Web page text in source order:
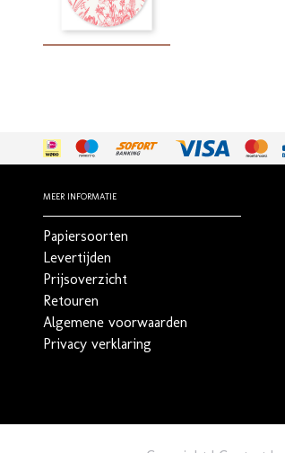
MEER INFORMATIE
Papiersoorten
Levertijden
Prijsoverzicht
Retouren
Algemene voorwaarden
Privacy verklaring